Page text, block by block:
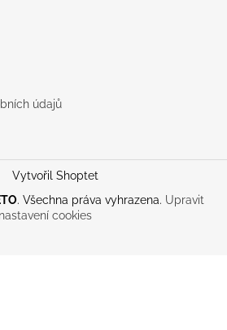
údajů
Vytvořil Shoptet
. Všechna práva vyhrazena. Upravit
nastavení cookies